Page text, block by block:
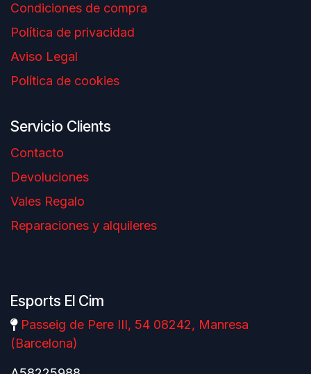
Condiciones de compra
Política de privacidad
Aviso Legal
Política de cookies
Servicio Clients
Contacto
Devoluciones
Vales Regalo
Reparaciones y alquileres
Esports El Cim
Passeig de Pere III, 54 08242, Manresa
(Barcelona)